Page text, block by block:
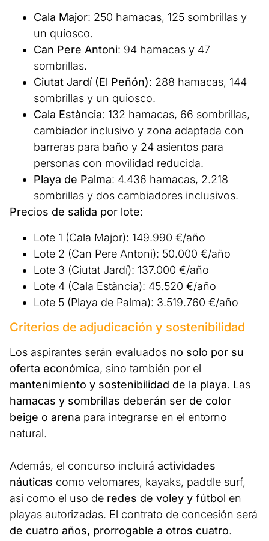
Cala Major: 250 hamacas, 125 sombrillas y
un quiosco.
Can Pere Antoni: 94 hamacas y 47
sombrillas.
Ciutat Jardí (El Peñón): 288 hamacas, 144
sombrillas y un quiosco.
Cala Estància: 132 hamacas, 66 sombrillas,
cambiador inclusivo y zona adaptada con
barreras para baño y 24 asientos para
personas con movilidad reducida.
Playa de Palma: 4.436 hamacas, 2.218
sombrillas y dos cambiadores inclusivos.
Precios de salida por lote:
Lote 1 (Cala Major): 149.990 €/año
Lote 2 (Can Pere Antoni): 50.000 €/año
Lote 3 (Ciutat Jardí): 137.000 €/año
Lote 4 (Cala Estància): 45.520 €/año
Lote 5 (Playa de Palma): 3.519.760 €/año
Criterios de adjudicación y sostenibilidad
Los aspirantes serán evaluados no solo por su
oferta económica, sino también por el
mantenimiento y sostenibilidad de la playa. Las
hamacas y sombrillas deberán ser de color
beige o arena para integrarse en el entorno
natural.
Además, el concurso incluirá actividades
náuticas como velomares, kayaks, paddle surf,
así como el uso de redes de voley y fútbol en
playas autorizadas. El contrato de concesión será
de cuatro años, prorrogable a otros cuatro.